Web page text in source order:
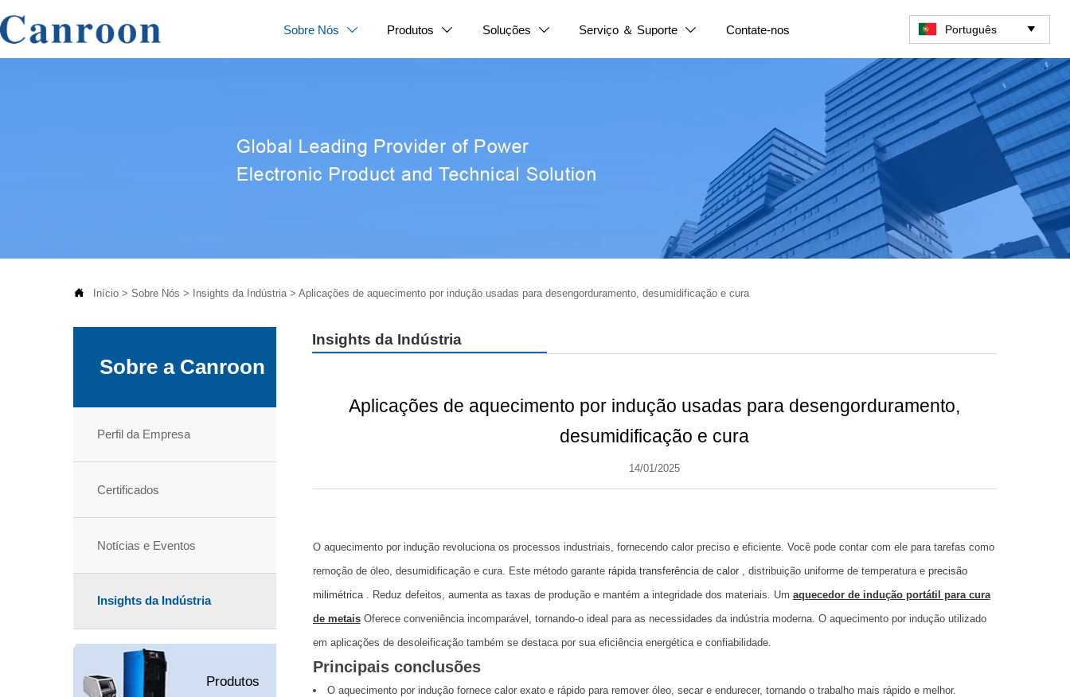
Sobre Nós  Produtos  Soluções  Serviço ＆ Suporte  Contate-nos Português 
 Início> Sobre Nós > Insights da Indústria> Aplicações de aquecimento por indução usadas para desengorduramento, desumidificação e cura
Sobre a Canroon
Perfil da Empresa
Certificados
Notícias e Eventos
Insights da Indústria
Produtos
Insights da Indústria
Aplicações de aquecimento por indução usadas para desengorduramento,
desumidificação e cura
14/01/2025
O aquecimento por indução revoluciona os processos industriais, fornecendo calor preciso e eficiente. Você pode contar com ele para tarefas como
remoção de óleo, desumidificação e cura. Este método garante rápida transferência de calor , distribuição uniforme de temperatura e precisão
milimétrica
. Reduz defeitos, aumenta as taxas de produção e mantém a integridade dos materiais. Um aquecedor de indução portátil para cura
de metais Oferece conveniência incomparável, tornando-o ideal para as necessidades da indústria moderna. O aquecimento por indução utilizado
em aplicações de desoleificação também se destaca por sua eficiência energética e confiabilidade.
Principais conclusões
O aquecimento por indução fornece calor exato e rápido para remover óleo, secar e endurecer, tornando o trabalho mais rápido e melhor.